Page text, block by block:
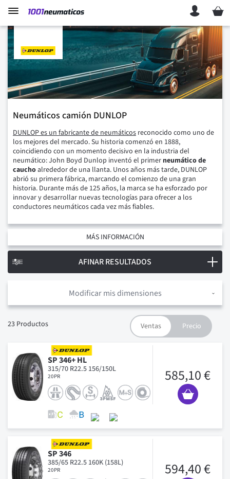
Mi
Neumáticos camión DUNLOP
DUNLOPes un fabricante de neumáticos reconocido como uno de
los mejores del mercado. Su historia comenzó en 1888,
coincidiendo con un momento decisivo en la industria del
neumático: John Boyd Dunlop inventó el primer neumático de
cauchoalrededor de una llanta. Unos años más tarde, DUNLOP
abrió su primera fábrica, marcando el comienzo de una gran
historia. Durante más de 125 años, la marca se ha esforzado por
innovar y desarrollar nuevas tecnologías para ofrecer a los
conductores neumáticos cada vez más fiables.
MÁS INFORMACIÓN
Modificar mis dimensiones
23 Productos
SP 346+ HL
315/70 R22.5 156/150L
20PR 585,10 €
SP 346
385/65 R22.5 160K (158L)
20PR 594,40 €
AFINAR RESULTADOS